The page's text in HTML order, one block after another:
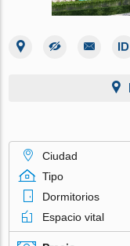
Ciudad
Tipo
Dormitorios
Espacio vital